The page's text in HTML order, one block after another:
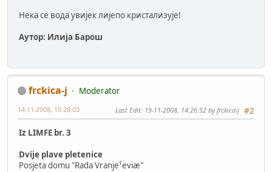
Нека се вода увијек лијепо кристализује!
Аутор: Илија Барош
frckica-j
Moderator
#2
14-11-2008, 10:28:03 Last Edit: 19-11-2008, 14:26:52 by frckica-j
Iz LIMFE br. 3
Dvije plave pletenice
Posjeta domu "Rada Vranje¹eviæ"